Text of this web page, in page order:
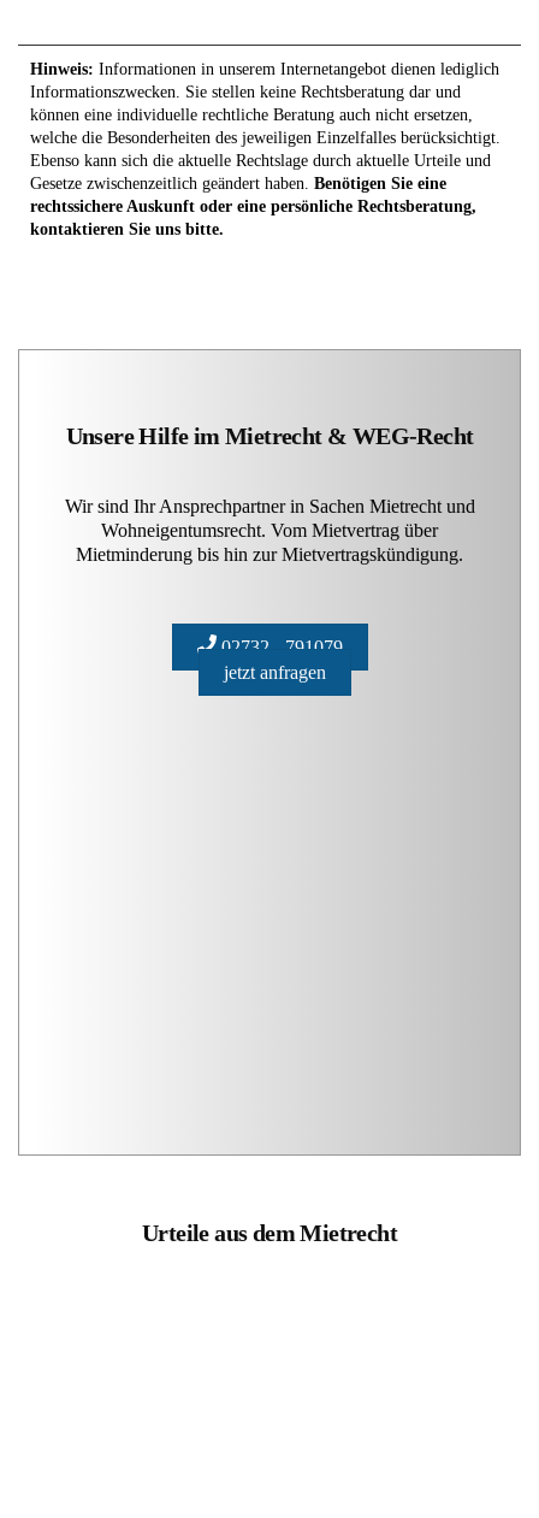
Hinweis: Informationen in unserem Internetangebot dienen lediglich
Informationszwecken. Sie stellen keine Rechtsberatung dar und
können eine individuelle rechtliche Beratung auch nicht ersetzen,
welche die Besonderheiten des jeweiligen Einzelfalles berücksichtigt.
Ebenso kann sich die aktuelle Rechtslage durch aktuelle Urteile und
Gesetze zwischenzeitlich geändert haben. Benötigen Sie eine
rechtssichere Auskunft oder eine persönliche Rechtsberatung,
kontaktieren Sie uns bitte.
Unsere Hilfe im Mietrecht & WEG-Recht
Wir sind Ihr Ansprechpartner in Sachen Mietrecht und
Wohneigentumsrecht. Vom Mietvertrag über
Mietminderung bis hin zur Mietvertragskündigung.
02732 - 791079
jetzt anfragen
Urteile aus dem Mietrecht